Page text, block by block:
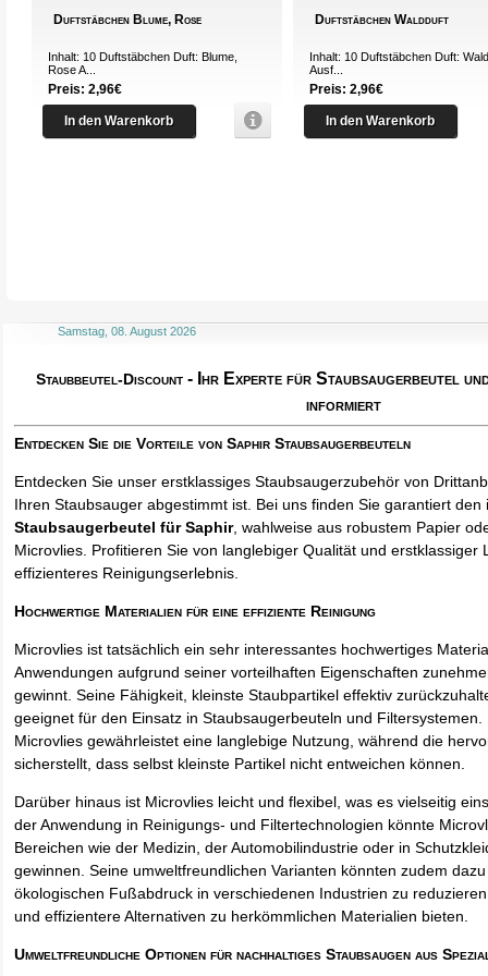
Duftstäbchen Blume, Rose
Inhalt: 10 Duftstäbchen Duft: Blume,
Rose A...
Preis: 2,96€
In den Warenkorb
Duftstäbchen Waldduft
Inhalt: 10 Duftstäbchen Duft:
Ausf...
Preis: 2,96€
In den Warenkorb
Samstag, 08. August 2026
Staubbeutel-Discount - Ihr Experte für Staubsaugerbeutel
informiert
Entdecken Sie die Vorteile von Saphir Staubsaugerbeuteln
Entdecken Sie unser erstklassiges Staubsaugerzubehör von
Ihren Staubsauger abgestimmt ist. Bei uns finden Sie garantiert den
Staubsaugerbeutel für Saphir, wahlweise aus robustem Papier
Microvlies. Profitieren Sie von langlebiger Qualität und erstklassiger
effizienteres Reinigungserlebnis.
Hochwertige Materialien für eine effiziente Reinigung
Microvlies ist tatsächlich ein sehr interessantes hochwertiges
Anwendungen aufgrund seiner vorteilhaften Eigenschaften
gewinnt. Seine Fähigkeit, kleinste Staubpartikel effektiv
geeignet für den Einsatz in Staubsaugerbeuteln und
Microvlies gewährleistet eine langlebige Nutzung, während die
sicherstellt, dass selbst kleinste Partikel nicht entweichen können.
Darüber hinaus ist Microvlies leicht und flexibel, was es vielseitig
der Anwendung in Reinigungs- und Filtertechnologien könnte
Bereichen wie der Medizin, der Automobilindustrie oder in
gewinnen. Seine umweltfreundlichen Varianten könnten zudem
ökologischen Fußabdruck in verschiedenen Industrien zu
und effizientere Alternativen zu herkömmlichen Materialien bieten.
Umweltfreundliche Optionen für nachhaltiges Staubsaugen aus